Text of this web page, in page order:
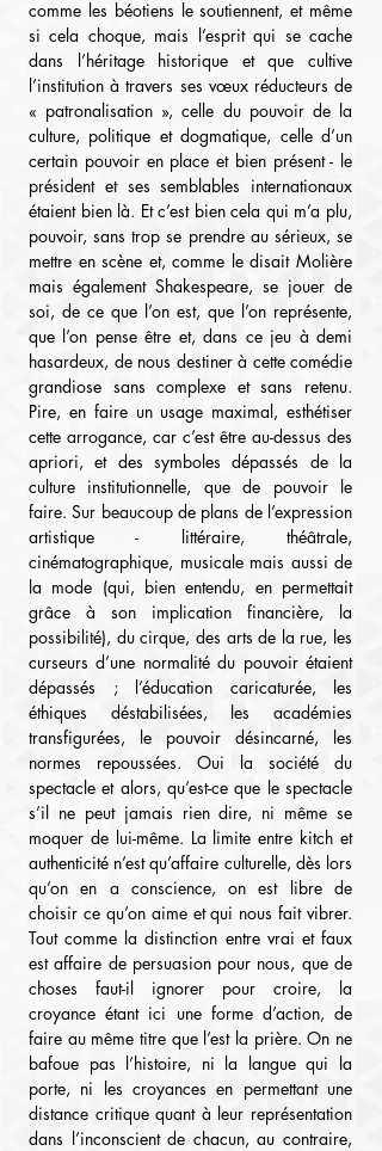
comme les béotiens le soutiennent, et même
si cela choque, mais l’esprit qui se cache
dans l’héritage historique et que cultive
l’institution à travers ses vœux réducteurs de
« patronalisation », celle du pouvoir de la
culture, politique et dogmatique, celle d’un
certain pouvoir en place et bien présent - le
président et ses semblables internationaux
étaient bien là. Et c’est bien cela qui m’a plu,
pouvoir, sans trop se prendre au sérieux, se
mettre en scène et, comme le disait Molière
mais également Shakespeare, se jouer de
soi, de ce que l’on est, que l’on représente,
que l’on pense être et, dans ce jeu à demi
hasardeux, de nous destiner à cette comédie
grandiose sans complexe et sans retenu.
Pire, en faire un usage maximal, esthétiser
cette arrogance, car c’est être au-dessus des
apriori, et des symboles dépassés de la
culture institutionnelle, que de pouvoir le
faire. Sur beaucoup de plans de l’expression
artistique - littéraire, théâtrale,
cinématographique, musicale mais aussi de
la mode (qui, bien entendu, en permettait
grâce à son implication financière, la
possibilité), du cirque, des arts de la rue, les
curseurs d’une normalité du pouvoir étaient
dépassés ; l’éducation caricaturée, les
éthiques déstabilisées, les académies
transfigurées, le pouvoir désincarné, les
normes repoussées. Oui la société du
spectacle et alors, qu’est-ce que le spectacle
s’il ne peut jamais rien dire, ni même se
moquer de lui-même. La limite entre kitch et
authenticité n’est qu’affaire culturelle, dès lors
qu’on en a conscience, on est libre de
choisir ce qu’on aime et qui nous fait vibrer.
Tout comme la distinction entre vrai et faux
est affaire de persuasion pour nous, que de
choses faut-il ignorer pour croire, la
croyance étant ici une forme d’action, de
faire au même titre que l’est la prière. On ne
bafoue pas l’histoire, ni la langue qui la
porte, ni les croyances en permettant une
distance critique quant à leur représentation
dans l’inconscient de chacun, au contraire,